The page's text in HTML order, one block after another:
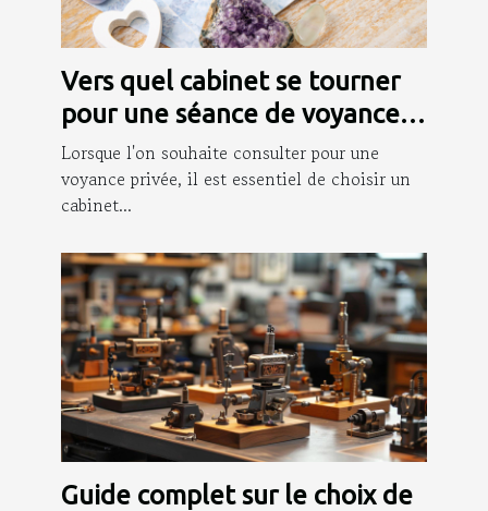
Vers quel cabinet se tourner
pour une séance de voyance
privée ?
Lorsque l'on souhaite consulter pour une
voyance privée, il est essentiel de choisir un
cabinet...
Guide complet sur le choix de